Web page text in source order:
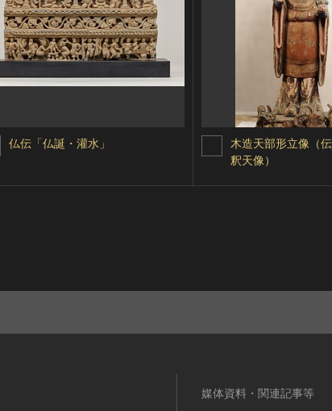
仏伝「仏誕・灌水」
木造天部形立像（
釈天像）
媒体資料・関連記事等